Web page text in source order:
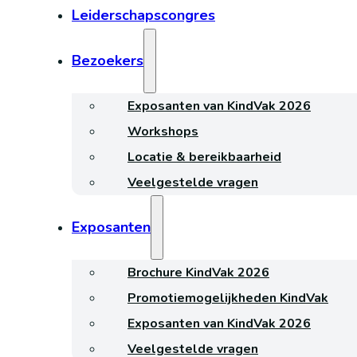
Leiderschapscongres
Bezoekers
Exposanten van KindVak 2026
Workshops
Locatie & bereikbaarheid
Veelgestelde vragen
Exposanten
Brochure KindVak 2026
Promotiemogelijkheden KindVak
Exposanten van KindVak 2026
Veelgestelde vragen